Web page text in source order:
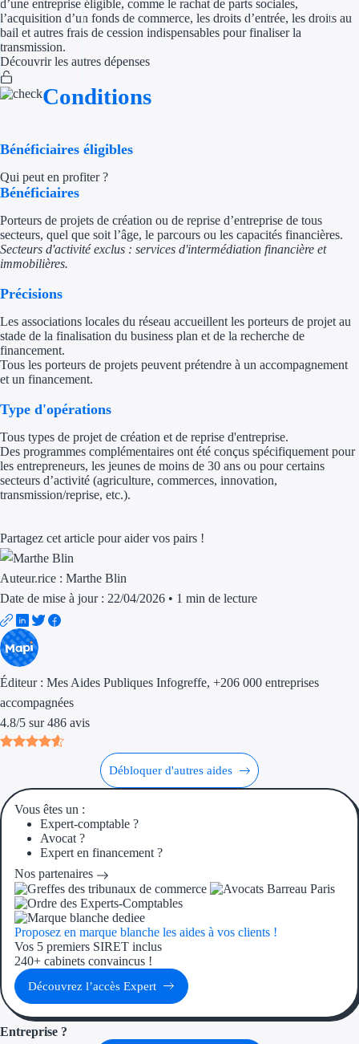
Avance
Tous les
Simulateur d'éligibilité
Territoires
Aides Région
Régions de I à P
Aides Région Île-
Aides Région
d’une entreprise éligible, comme le rachat de parts sociales,
l’acquisition d’un fonds de commerce, les droits d’entrée, les droits au
bail et autres frais de cession indispensables pour finaliser la
transmission.
Découvrir les autres dépenses
Conditions
Bénéficiaires éligibles
Qui peut en profiter ?
Bénéficiaires
Porteurs de projets de création ou de reprise d’entreprise de tous
secteurs, quel que soit l’âge, le parcours ou les capacités financières.
Secteurs d'activité exclus : services d'intermédiation financière et
immobilières.
Précisions
Les associations locales du réseau accueillent les porteurs de projet au
stade de la finalisation du business plan et de la recherche de
financement.
Tous les porteurs de projets peuvent prétendre à un accompagnement
et un financement.
Type d'opérations
Tous types de projet de création et de reprise d'entreprise.
Des programmes complémentaires ont été conçus spécifiquement pour
les entrepreneurs, les jeunes de moins de 30 ans ou pour certains
secteurs d’activité (agriculture, commerces, innovation,
transmission/reprise, etc.).
Partagez cet article pour aider vos pairs !
Auteur.rice : Marthe Blin
Date de mise à jour : 22/04/2026 • 1 min de lecture
Éditeur : Mes Aides Publiques Infogreffe, +206 000 entreprises
accompagnées
4.8/5 sur 486 avis
Débloquer d'autres aides
Vous êtes un :
Expert-comptable ?
Avocat ?
Expert en financement ?
Nos partenaires
Proposez en marque blanche les aides à vos clients !
Vos 5 premiers SIRET inclus
240+ cabinets convaincus !
Découvrez l’accès Expert
Entreprise ?